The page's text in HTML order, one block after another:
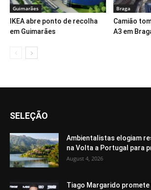
Guimarães
IKEA abre ponto de recolha
em Guimarães
Braga
Camião
A3 em
SELEÇÃO
Ambientalistas elogiam
na Volta a Portugal para
August 4, 2026
Tiago Margarido promete